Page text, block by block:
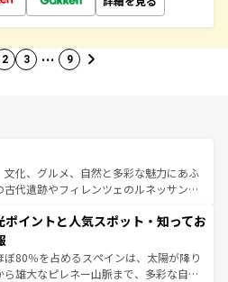
2 3 … 9
文化、グルメ、自然と多彩な魅力にあふ
古代遺跡やフィレンツェのルネッサンス
の美しい田園風景やアマルフィ海岸の絶
見逃せない。観光の合間には、本場の
、絶品のイタリア料理を堪能することも
から夜眠るまで、すべての瞬間を楽し
ポイントと人気スポット・知ってお
ぼ80％を占めるスペインは、太陽が降り
雄大なピレネー山脈まで、多彩な自然